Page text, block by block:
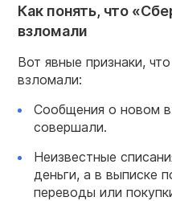
Как понять, что
взломали
Вот явные признаки,
взломали:
Сообщения о новом
совершали.
Неизвестные
деньги, а в выписке
переводы или